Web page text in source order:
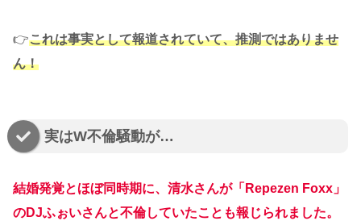
👉これは事実として報道されていて、推測ではありませ
ん！
実はW不倫騒動が…
結婚発覚とほぼ同時期に、清水さんが「Repezen Foxx」
のDJふぉいさんと不倫していたことも報じられました。